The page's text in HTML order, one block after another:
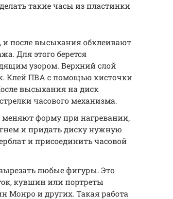
такие часы из пластинки
после высыхания обклеивают
Для этого берется
узором. Верхний слой
Клей ПВА с помощью кисточки
высыхания на диск
часового механизма.
меняют форму при нагревании,
и придать диску нужную
и присоединить часовой
любые фигуры. Это
кувшин или портреты
Монро и других. Такая работа